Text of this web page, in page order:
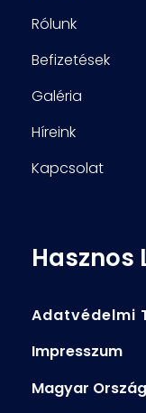
Rólunk
Befizetések
Galéria
Híreink
Kapcsolat
Hasznos
Adatvédelmi
Impresszum
Magyar